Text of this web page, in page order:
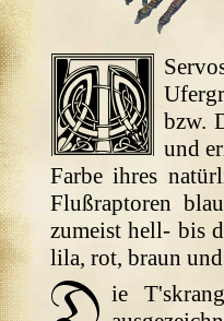
bzw.
und
Farbe ihres
Flußraptoren
zumeist hell- bis
lila, rot, braun
ie